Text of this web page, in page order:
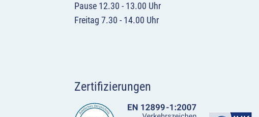
Pause 12.30 - 13.00 Uhr
Freitag 7.30 - 14.00 Uhr
Zertifizierungen